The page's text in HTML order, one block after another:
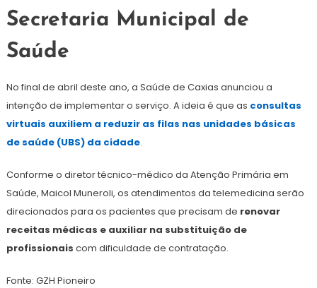
Secretaria Municipal de
Saúde
No final de abril deste ano, a Saúde de Caxias anunciou a
intenção de implementar o serviço. A ideia é que as consultas
virtuais auxiliem a reduzir as filas nas unidades básicas
de saúde (UBS) da cidade.
Conforme o diretor técnico-médico da Atenção Primária em
Saúde, Maicol Muneroli, os atendimentos da telemedicina serão
direcionados para os pacientes que precisam de renovar
receitas médicas e auxiliar na substituição de
profissionais com dificuldade de contratação.
Fonte: GZH Pioneiro